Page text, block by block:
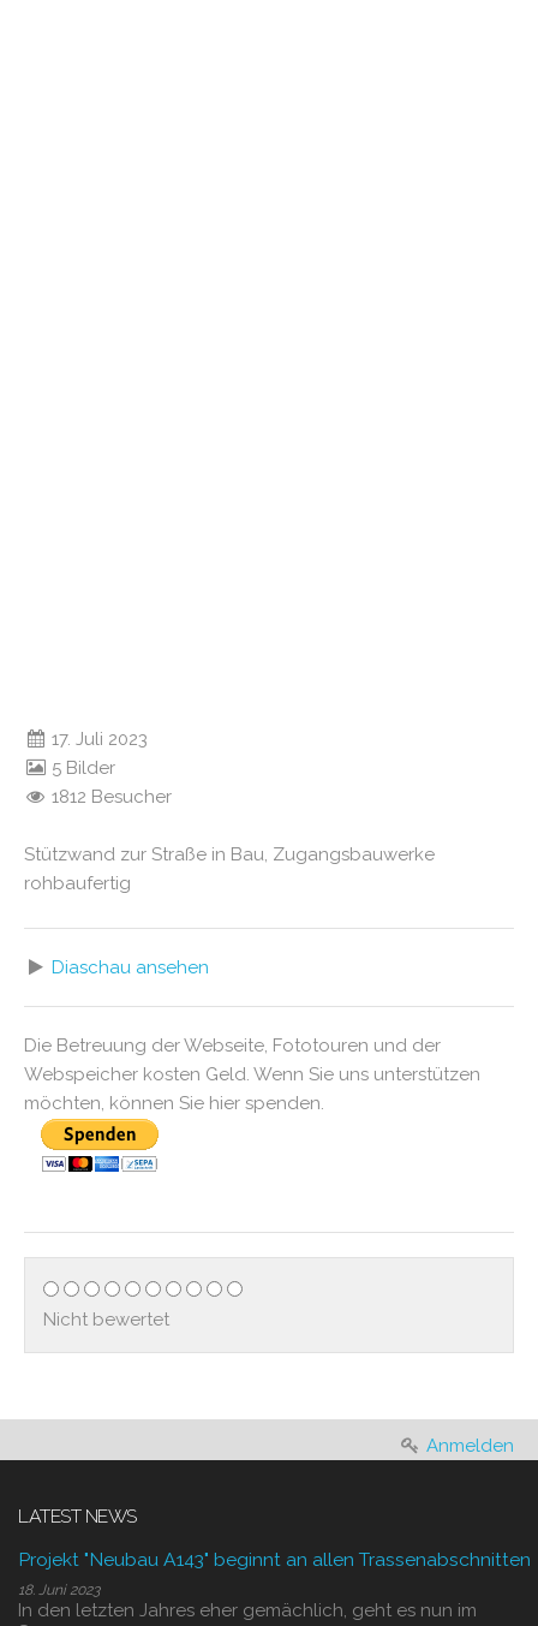
17. Juli 2023
5 Bilder
1812 Besucher
Stützwand zur Straße in Bau, Zugangsbauwerke
rohbaufertig
Diaschau ansehen
Die Betreuung der Webseite, Fototouren und der
Webspeicher kosten Geld. Wenn Sie uns unterstützen
möchten, können Sie hier spenden.
Nicht bewertet
Anmelden
LATEST NEWS
Projekt "Neubau A143" beginnt an allen Trassenabschnitten
18. Juni 2023
In den letzten Jahres eher gemächlich, geht es nun im